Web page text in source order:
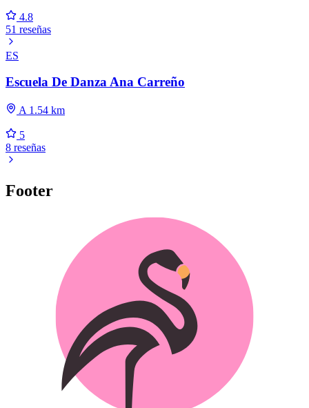
4.8
51 reseñas
ES
Escuela De Danza Ana Carreño
A 1.54 km
5
8 reseñas
Footer